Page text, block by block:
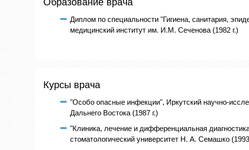
Диплом по специальности "Гигиена, санитария,
медицинский институт им. И.М. Сеченова (1982 г.)
Курсы врача
"Особо опасные инфекции", Иркутский научно-
Дальнего Востока (1987 г.)
"Клиника, лечение и дифференциальная
стоматологический университет Н. А. Семашко (1993